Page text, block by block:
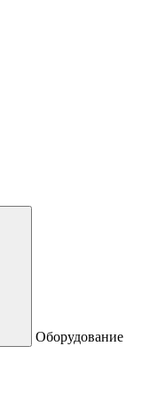
Оборудование